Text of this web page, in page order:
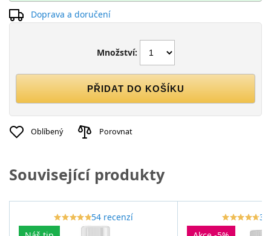
Doprava a doručení
Množství:
PŘIDAT DO KOŠÍKU
Oblíbený Porovnat
Související produkty
star_borderstar_borderstar_borderstar_borderstar_border
starstarstarstarstar54 recenzí
star_borderstar_borderstar_borderstar_borderstar_border
starstarstarstarstar